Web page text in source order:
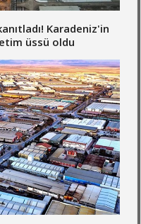
Karadeniz'in
üssü oldu